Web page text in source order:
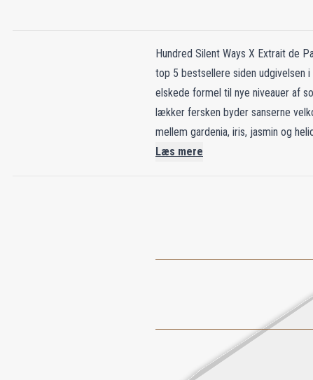
Hundred Silent Ways X Extrait de
top 5 bestsellere siden udgivelsen
elskede formel til nye niveauer af
lækker fersken byder sanserne
mellem gardenia, iris, jasmin og
jordagtig patchouli. Denne
duft, tilbyder Hundred Silent
Læs mere